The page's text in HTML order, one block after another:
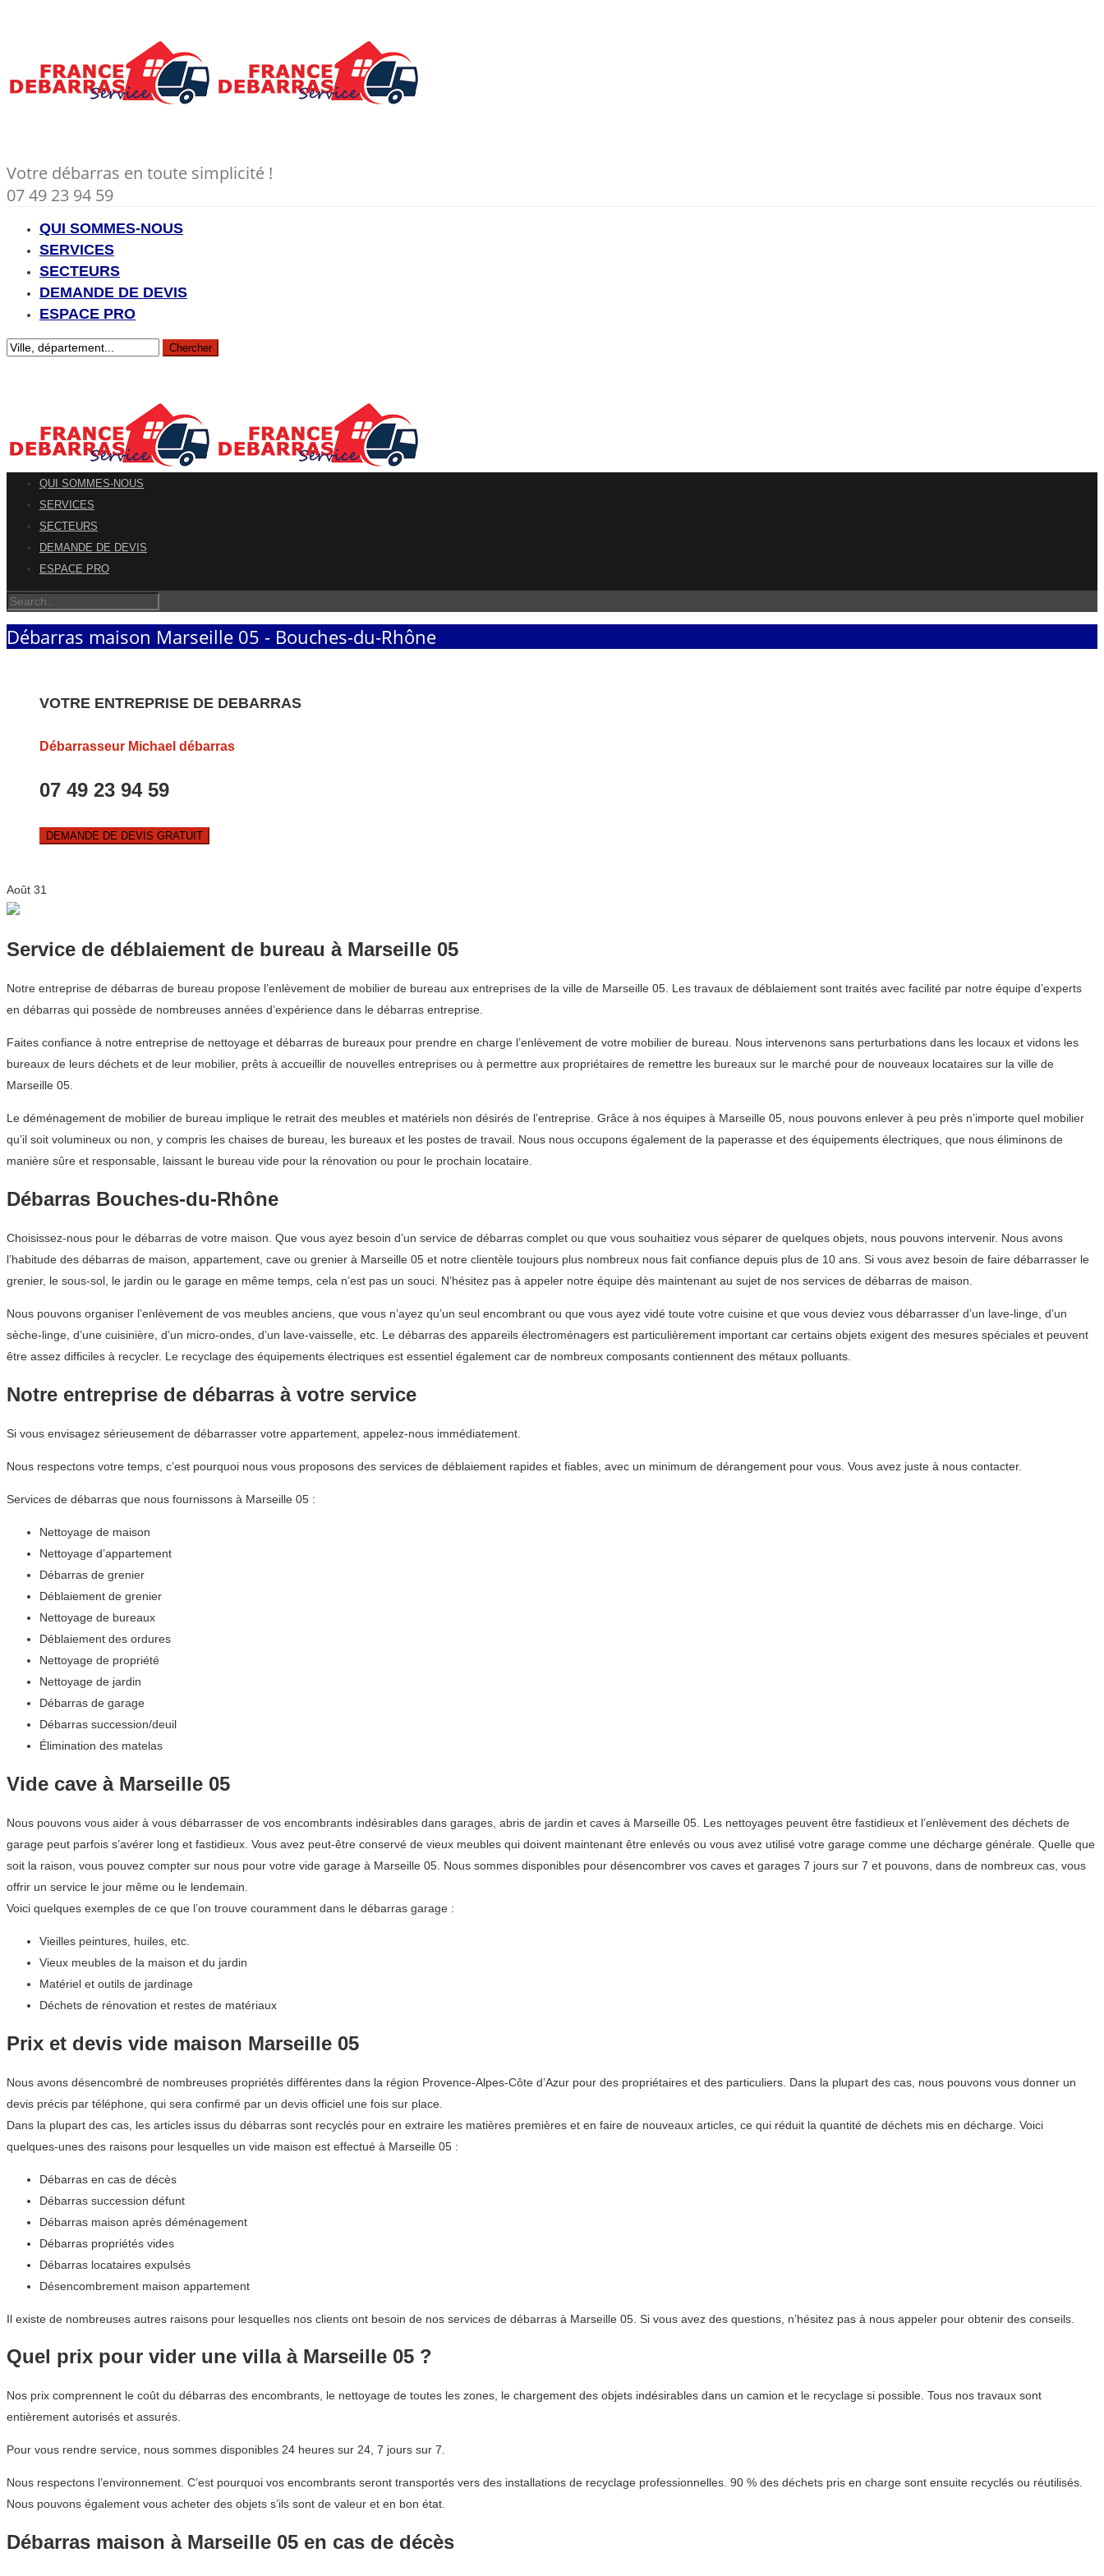
Votre débarras en toute simplicité !
07 49 23 94 59
QUI SOMMES-NOUS
SERVICES
SECTEURS
DEMANDE DE DEVIS
ESPACE PRO
QUI SOMMES-NOUS
SERVICES
SECTEURS
DEMANDE DE DEVIS
ESPACE PRO
Débarras maison Marseille 05 - Bouches-du-Rhône
VOTRE ENTREPRISE DE DEBARRAS
Débarrasseur Michael débarras
07 49 23 94 59
DEMANDE DE DEVIS GRATUIT
Août 31
Service de déblaiement de bureau à Marseille 05
Notre entreprise de débarras de bureau propose l’enlèvement de mobilier de bureau aux entreprises de la ville de Marseille 05. Les travaux de déblaiement sont traités avec facilité par notre équipe d’experts
en débarras qui possède de nombreuses années d’expérience dans le débarras entreprise.
Faites confiance à notre entreprise de nettoyage et débarras de bureaux pour prendre en charge l’enlèvement de votre mobilier de bureau. Nous intervenons sans perturbations dans les locaux et vidons les
bureaux de leurs déchets et de leur mobilier, prêts à accueillir de nouvelles entreprises ou à permettre aux propriétaires de remettre les bureaux sur le marché pour de nouveaux locataires sur la ville de
Marseille 05.
Le déménagement de mobilier de bureau implique le retrait des meubles et matériels non désirés de l’entreprise. Grâce à nos équipes à Marseille 05, nous pouvons enlever à peu près n’importe quel mobilier
qu’il soit volumineux ou non, y compris les chaises de bureau, les bureaux et les postes de travail. Nous nous occupons également de la paperasse et des équipements électriques, que nous éliminons de
manière sûre et responsable, laissant le bureau vide pour la rénovation ou pour le prochain locataire.
Débarras Bouches-du-Rhône
Choisissez-nous pour le débarras de votre maison. Que vous ayez besoin d’un service de débarras complet ou que vous souhaitiez vous séparer de quelques objets, nous pouvons intervenir. Nous avons
l’habitude des débarras de maison, appartement, cave ou grenier à Marseille 05 et notre clientèle toujours plus nombreux nous fait confiance depuis plus de 10 ans. Si vous avez besoin de faire débarrasser le
grenier, le sous-sol, le jardin ou le garage en même temps, cela n’est pas un souci. N’hésitez pas à appeler notre équipe dès maintenant au sujet de nos services de débarras de maison.
Nous pouvons organiser l’enlèvement de vos meubles anciens, que vous n’ayez qu’un seul encombrant ou que vous ayez vidé toute votre cuisine et que vous deviez vous débarrasser d’un lave-linge, d’un
sèche-linge, d’une cuisinière, d’un micro-ondes, d’un lave-vaisselle, etc. Le débarras des appareils électroménagers est particulièrement important car certains objets exigent des mesures spéciales et peuvent
être assez difficiles à recycler. Le recyclage des équipements électriques est essentiel également car de nombreux composants contiennent des métaux polluants.
Notre entreprise de débarras à votre service
Si vous envisagez sérieusement de débarrasser votre appartement, appelez-nous immédiatement.
Nous respectons votre temps, c’est pourquoi nous vous proposons des services de déblaiement rapides et fiables, avec un minimum de dérangement pour vous. Vous avez juste à nous contacter.
Services de débarras que nous fournissons à Marseille 05 :
Nettoyage de maison
Nettoyage d’appartement
Débarras de grenier
Déblaiement de grenier
Nettoyage de bureaux
Déblaiement des ordures
Nettoyage de propriété
Nettoyage de jardin
Débarras de garage
Débarras succession/deuil
Élimination des matelas
Vide cave à Marseille 05
Nous pouvons vous aider à vous débarrasser de vos encombrants indésirables dans garages, abris de jardin et caves à Marseille 05. Les nettoyages peuvent être fastidieux et l’enlèvement des déchets de
garage peut parfois s’avérer long et fastidieux. Vous avez peut-être conservé de vieux meubles qui doivent maintenant être enlevés ou vous avez utilisé votre garage comme une décharge générale. Quelle que
soit la raison, vous pouvez compter sur nous pour votre vide garage à Marseille 05. Nous sommes disponibles pour désencombrer vos caves et garages 7 jours sur 7 et pouvons, dans de nombreux cas, vous
offrir un service le jour même ou le lendemain.
Voici quelques exemples de ce que l’on trouve couramment dans le débarras garage :
Vieilles peintures, huiles, etc.
Vieux meubles de la maison et du jardin
Matériel et outils de jardinage
Déchets de rénovation et restes de matériaux
Prix et devis vide maison Marseille 05
Nous avons désencombré de nombreuses propriétés différentes dans la région Provence-Alpes-Côte d’Azur pour des propriétaires et des particuliers. Dans la plupart des cas, nous pouvons vous donner un
devis précis par téléphone, qui sera confirmé par un devis officiel une fois sur place.
Dans la plupart des cas, les articles issus du débarras sont recyclés pour en extraire les matières premières et en faire de nouveaux articles, ce qui réduit la quantité de déchets mis en décharge. Voici
quelques-unes des raisons pour lesquelles un vide maison est effectué à Marseille 05 :
Débarras en cas de décès
Débarras succession défunt
Débarras maison après déménagement
Débarras propriétés vides
Débarras locataires expulsés
Désencombrement maison appartement
Il existe de nombreuses autres raisons pour lesquelles nos clients ont besoin de nos services de débarras à Marseille 05. Si vous avez des questions, n’hésitez pas à nous appeler pour obtenir des conseils.
Quel prix pour vider une villa à Marseille 05 ?
Nos prix comprennent le coût du débarras des encombrants, le nettoyage de toutes les zones, le chargement des objets indésirables dans un camion et le recyclage si possible. Tous nos travaux sont
entièrement autorisés et assurés.
Pour vous rendre service, nous sommes disponibles 24 heures sur 24, 7 jours sur 7.
Nous respectons l’environnement. C’est pourquoi vos encombrants seront transportés vers des installations de recyclage professionnelles. 90 % des déchets pris en charge sont ensuite recyclés ou réutilisés.
Nous pouvons également vous acheter des objets s’ils sont de valeur et en bon état.
Débarras maison à Marseille 05 en cas de décès